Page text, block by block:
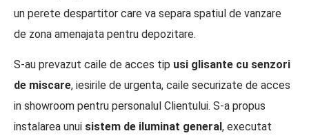
un perete despartitor care va separa spatiul de vanzare
de zona amenajata pentru depozitare.
S-au prevazut caile de acces tip usi glisante cu senzori
de miscare, iesirile de urgenta, caile securizate de acces
in showroom pentru personalul Clientului. S-a propus
instalarea unui sistem de iluminat general, executat